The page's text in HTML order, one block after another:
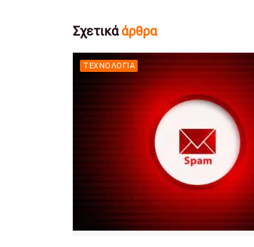
Σχετικάάρθρα
ΤΕΧΝΟΛΟΓΊΑ